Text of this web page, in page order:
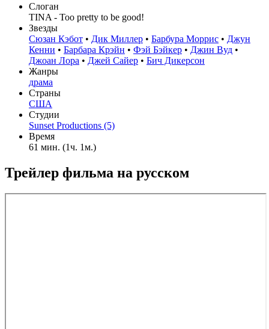
Слоган
TINA - Too pretty to be good!
Звезды
Сюзан Кэбот • Дик Миллер • Барбура Моррис • Джун
Кенни • Барбара Крэйн • Фэй Бэйкер • Джин Вуд •
Джоан Лора • Джей Сайер • Бич Дикерсон
Жанры
драма
Страны
США
Студии
Sunset Productions (5)
Время
61 мин. (1ч. 1м.)
Трейлер фильма на русском